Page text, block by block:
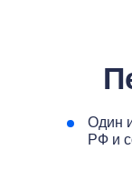
Один
РФ и